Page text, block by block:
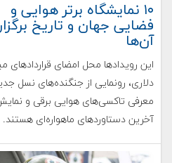
۱۰ نمایشگاه برتر هوایی و
فضایی جهان و تاریخ
آن‌ها
این رویدادها محل امضای قراردادهای
دلاری، رونمایی از جنگنده‌های نسل
معرفی تاکسی‌های هوایی برقی و
آخرین دستاوردهای ماهواره‌ای هستند.